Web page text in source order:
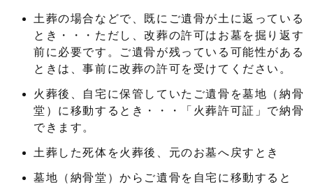
土葬の場合などで、既にご遺骨が土に返っている
とき・・・ただし、改葬の許可はお墓を掘り返す
前に必要です。ご遺骨が残っている可能性がある
ときは、事前に改葬の許可を受けてください。
火葬後、自宅に保管していたご遺骨を墓地（納骨
堂）に移動するとき・・・「火葬許可証」で納骨
できます。
土葬した死体を火葬後、元のお墓へ戻すとき
墓地（納骨堂）からご遺骨を自宅に移動すると